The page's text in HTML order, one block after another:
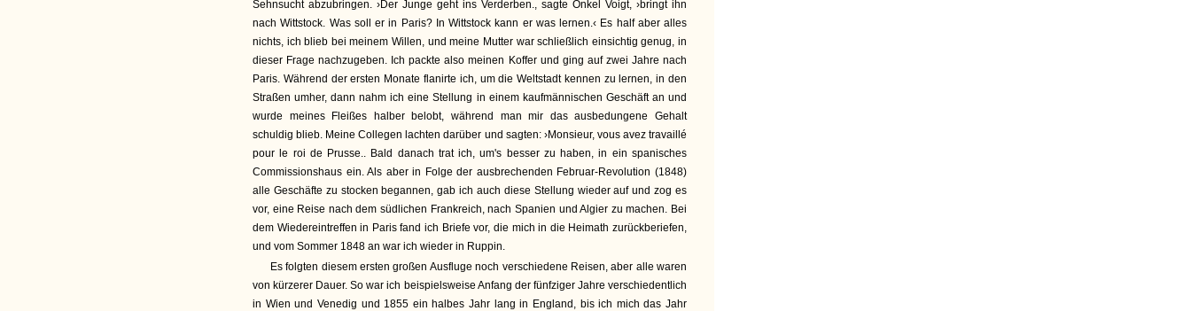
Sehnsucht abzubringen. ›Der Junge geht ins Verderben., sagte Onkel Voigt, ›bringt ihn
nach Wittstock. Was soll er in Paris? In Wittstock kann er was lernen.‹ Es half aber alles
nichts, ich blieb bei meinem Willen, und meine Mutter war schließlich einsichtig genug, in
dieser Frage nachzugeben. Ich packte also meinen Koffer und ging auf zwei Jahre nach
Paris. Während der ersten Monate flanirte ich, um die Weltstadt kennen zu lernen, in den
Straßen umher, dann nahm ich eine Stellung in einem kaufmännischen Geschäft an und
wurde meines Fleißes halber belobt, während man mir das ausbedungene Gehalt
schuldig blieb. Meine Collegen lachten darüber und sagten: ›Monsieur, vous avez travaillé
pour le roi de Prusse.. Bald danach trat ich, um's besser zu haben, in ein spanisches
Commissionshaus ein. Als aber in Folge der ausbrechenden Februar-Revolution (1848)
alle Geschäfte zu stocken begannen, gab ich auch diese Stellung wieder auf und zog es
vor, eine Reise nach dem südlichen Frankreich, nach Spanien und Algier zu machen. Bei
dem Wiedereintreffen in Paris fand ich Briefe vor, die mich in die Heimath zurückberiefen,
und vom Sommer 1848 an war ich wieder in Ruppin.
Es folgten diesem ersten großen Ausfluge noch verschiedene Reisen, aber alle waren
von kürzerer Dauer. So war ich beispielsweise Anfang der fünfziger Jahre verschiedentlich
in Wien und Venedig und 1855 ein halbes Jahr lang in England, bis ich mich das Jahr